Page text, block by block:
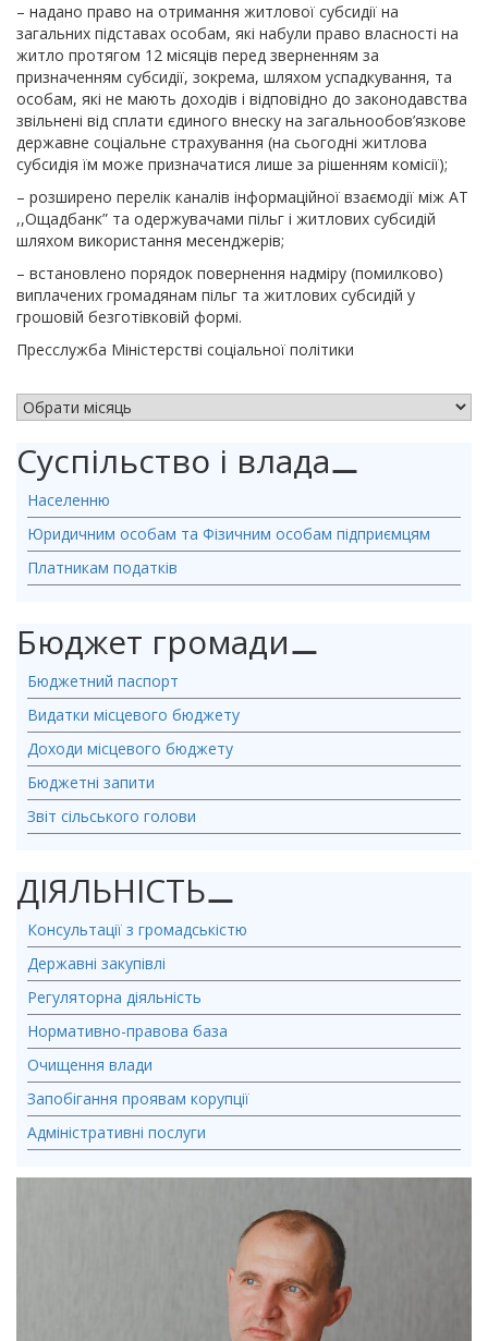
– надано право на отримання житлової субсидії на
загальних підставах особам, які набули право власності на
житло протягом 12 місяців перед зверненням за
призначенням субсидії, зокрема, шляхом успадкування, та
особам, які не мають доходів і відповідно до законодавства
звільнені від сплати єдиного внеску на загальнообов’язкове
державне соціальне страхування (на сьогодні житлова
субсидія їм може призначатися лише за рішенням комісії);
– розширено перелік каналів інформаційної взаємодії між АТ
,,Ощадбанк” та одержувачами пільг і житлових субсидій
шляхом використання месенджерів;
– встановлено порядок повернення надміру (помилково)
виплачених громадянам пільг та житлових субсидій у
грошовій безготівковій формі.
Пресслужба Міністерстві соціальної політики
Суспільство і влада⚊
Населенню
Юридичним особам та Фізичним особам підприємцям
Платникам податків
Бюджет громади⚊
Бюджетний паспорт
Видатки місцевого бюджету
Доходи місцевого бюджету
Бюджетні запити
Звіт сільського голови
ДІЯЛЬНІСТЬ⚊
Консультації з громадськістю
Державні закупівлі
Регуляторна діяльність
Нормативно-правова база
Очищення влади
Запобігання проявам корупції
Адміністративні послуги